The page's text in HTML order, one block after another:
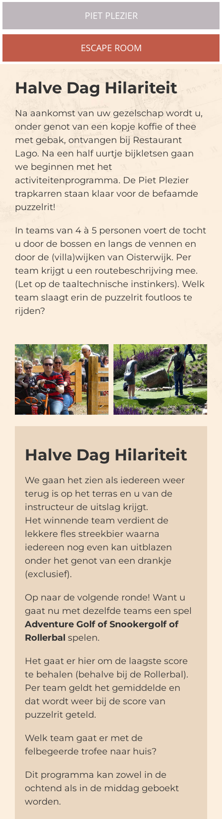
PIET PLEZIER
ESCAPE ROOM
Halve Dag Hilariteit
Na aankomst van uw gezelschap wordt u,
onder genot van een kopje koffie of thee
met gebak, ontvangen bij Restaurant
Lago. Na een half uurtje bijkletsen gaan
we beginnen met het
activiteitenprogramma. De Piet Plezier
trapkarren staan klaar voor de befaamde
puzzelrit!
In teams van 4 à 5 personen voert de tocht
u door de bossen en langs de vennen en
door de (villa)wijken van Oisterwijk. Per
team krijgt u een routebeschrijving mee.
(Let op de taaltechnische instinkers). Welk
team slaagt erin de puzzelrit foutloos te
rijden?
Halve Dag Hilariteit
We gaan het zien als iedereen weer
terug is op het terras en u van de
instructeur de uitslag krijgt.
Het winnende team verdient de
lekkere fles streekbier waarna
iedereen nog even kan uitblazen
onder het genot van een drankje
(exclusief).
Op naar de volgende ronde! Want u
gaat nu met dezelfde teams een spel
Adventure Golf of Snookergolf of
Rollerbal spelen.
Het gaat er hier om de laagste score
te behalen (behalve bij de Rollerbal).
Per team geldt het gemiddelde en
dat wordt weer bij de score van
puzzelrit geteld.
Welk team gaat er met de
felbegeerde trofee naar huis?
Dit programma kan zowel in de
ochtend als in de middag geboekt
worden.